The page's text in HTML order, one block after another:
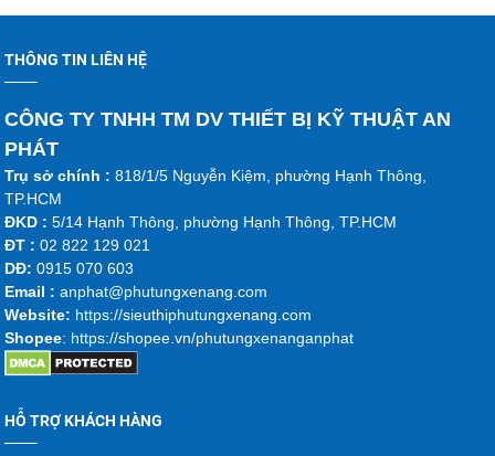
THÔNG TIN LIÊN HỆ
CÔNG TY TNHH TM DV THIẾT BỊ KỸ THUẬT AN
PHÁT
Trụ sở chính : 818/1/5 Nguyễn Kiệm, phường Hạnh Thông,
TP.HCM
ĐKD :5/14 Hạnh Thông, phường Hạnh Thông, TP.HCM
ĐT : 02 822 129 021
DĐ:0915 070 603
Email :anphat@phutungxenang.com
Website: https://sieuthiphutungxenang.com
Shopee: https://shopee.vn/phutungxenanganphat
HỖ TRỢ KHÁCH HÀNG